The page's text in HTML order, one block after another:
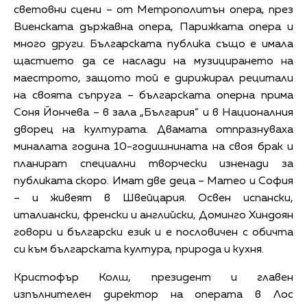
световни сцени – от Метрополитън опера, през
Виенската държавна опера, Парижката опера и
много други. Българската публика също е имала
щастието да се наслади на музицирането на
маестрото, защото той е дирижирал рецитали
на своята съпруга – българската оперна прима
Соня Йончева – в зала „България” и в Националния
дворец на културата. Двамата отпразнуваха
миналата година 10-годишнината на своя брак и
планират специални творчески изненади за
публиката скоро. Имат две деца – Матео и София
– и живеят в Швейцария. Освен испански,
италиански, френски и английски, Доминго Хиндоян
говори и български език и е пословичен с обичта
си към българската култура, природа и кухня.
Кристофър Колш, президент и главен
изпълнителен директор на операта в Лос